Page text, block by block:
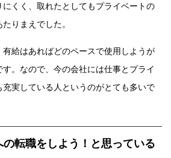
くく、取れたとしてもプライベートの
りまえでした。
給はあればどのペースで使用しようが
。なので、今の会社には仕事とプライ
実している人というのがとても多いで
の転職をしよう！と思っている